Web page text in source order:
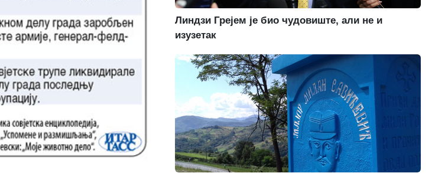
Линдзи Грејем је био чудовиште, али не и
изузетак